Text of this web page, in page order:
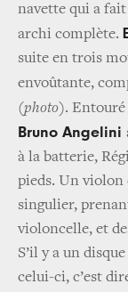
navette qui a
archi complète.
suite en trois
envoûtante,
(photo). Entouré
Bruno Angelini
à la batterie,
pieds. Un violon
singulier,
violoncelle, et
S’il y a un
celui-ci, c’est